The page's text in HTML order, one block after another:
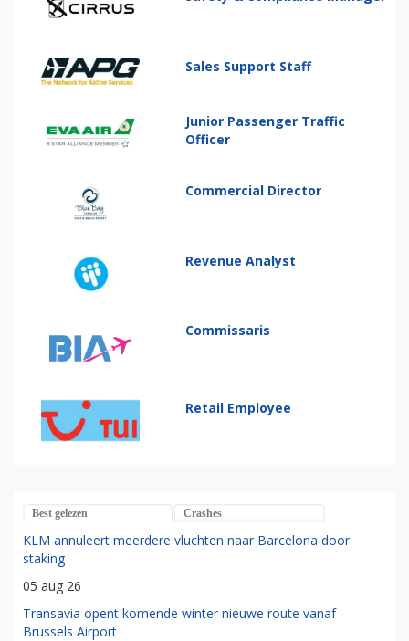
Sales Support Staff
Junior Passenger Traffic
Officer
Commercial Director
Revenue Analyst
Commissaris
Retail Employee
Best gelezen Crashes
KLM annuleert meerdere vluchten naar Barcelona door
staking
05 aug 26
Transavia opent komende winter nieuwe route vanaf
Brussels Airport